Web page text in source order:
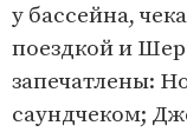
у бассейна,
поездкой и Шер
запечатлены:
саундчеком;